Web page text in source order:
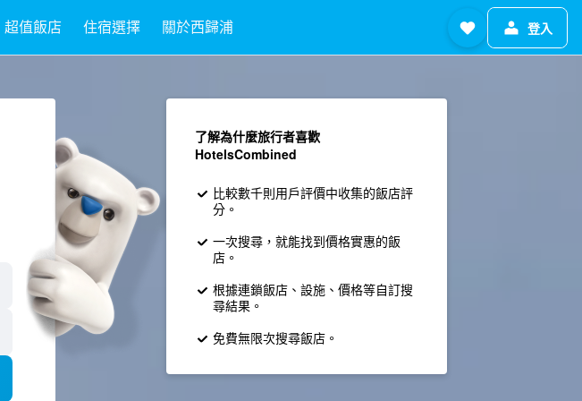
超值飯店 住宿選擇 關於西歸浦 登入
了解為什麼旅行者喜歡
HotelsCombined
比較數千則用戶評價中收集的飯店評
分。
一次搜尋，就能找到價格實惠的飯
店。
根據連鎖飯店、設施、價格等自訂搜
尋結果。
免費無限次搜尋飯店。